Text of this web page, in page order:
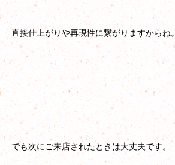
直接仕上がりや再現性に繋がりますからね。
でも次にご来店されたときは大丈夫です。